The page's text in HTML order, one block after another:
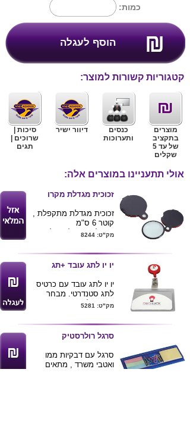
כמות:
קטגוריות קשורות למוצר:
מוצרים
בתקציב
של עד 5
שקלים
כנסים
ותערוכות
דיוור ישיר
סיכות |
שרוכים |
תגים
אולי תתעניינו במוצרים אלה:
זכוכית מגדלת מקרו
זכוכית מגדלת מתקפלת ,
קוטר 6 ס"מ
ניתן להדפיס לוגו על גבי
מק"ט: 8244
יו יו לתג עובד +תג
יו יו לתג עובד עם כרטיס
לתג סטנדרטי. מבחר
צבעים לבחירה.
מק"ט: 5281
סרגל רולרסטיק
סרגל עם דבקיות ממו
ואטבי משרד , מתאים